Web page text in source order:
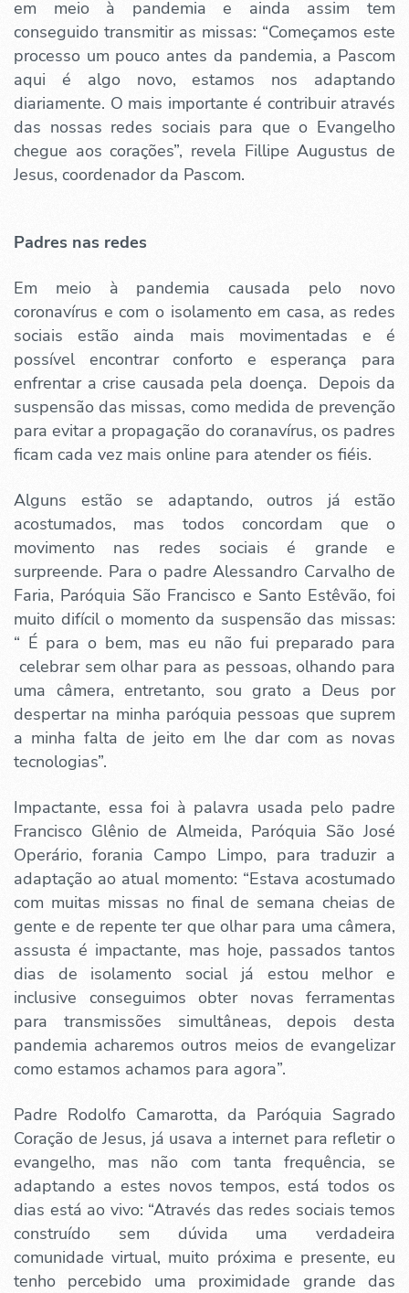
em meio à pandemia e ainda assim tem
conseguido transmitir as missas: “Começamos este
processo um pouco antes da pandemia, a Pascom
aqui é algo novo, estamos nos adaptando
diariamente. O mais importante é contribuir através
das nossas redes sociais para que o Evangelho
chegue aos corações”, revela Fillipe Augustus de
Jesus, coordenador da Pascom.
Padres nas redes
Em meio à pandemia causada pelo novo
coronavírus e com o isolamento em casa, as redes
sociais estão ainda mais movimentadas e é
possível encontrar conforto e esperança para
enfrentar a crise causada pela doença. Depois da
suspensão das missas, como medida de prevenção
para evitar a propagação do coranavírus, os padres
ficam cada vez mais online para atender os fiéis.
Alguns estão se adaptando, outros já estão
acostumados, mas todos concordam que o
movimento nas redes sociais é grande e
surpreende. Para o padre Alessandro Carvalho de
Faria, Paróquia São Francisco e Santo Estêvão, foi
muito difícil o momento da suspensão das missas:
“ É para o bem, mas eu não fui preparado para
celebrar sem olhar para as pessoas, olhando para
uma câmera, entretanto, sou grato a Deus por
despertar na minha paróquia pessoas que suprem
a minha falta de jeito em lhe dar com as novas
tecnologias”.
Impactante, essa foi à palavra usada pelo padre
Francisco Glênio de Almeida, Paróquia São José
Operário, forania Campo Limpo, para traduzir a
adaptação ao atual momento: “Estava acostumado
com muitas missas no final de semana cheias de
gente e de repente ter que olhar para uma câmera,
assusta é impactante, mas hoje, passados tantos
dias de isolamento social já estou melhor e
inclusive conseguimos obter novas ferramentas
para transmissões simultâneas, depois desta
pandemia acharemos outros meios de evangelizar
como estamos achamos para agora”.
Padre Rodolfo Camarotta, da Paróquia Sagrado
Coração de Jesus, já usava a internet para refletir o
evangelho, mas não com tanta frequência, se
adaptando a estes novos tempos, está todos os
dias está ao vivo: “Através das redes sociais temos
construído sem dúvida uma verdadeira
comunidade virtual, muito próxima e presente, eu
tenho percebido uma proximidade grande das